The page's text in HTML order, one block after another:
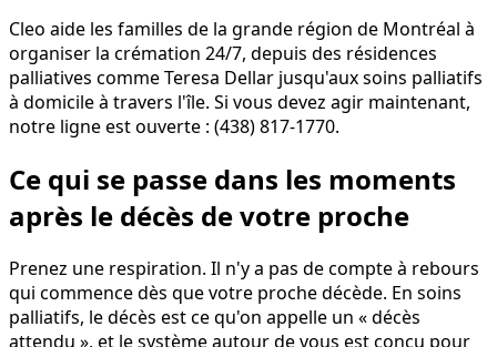
Cleo aide les familles de la grande région de Montréal à
organiser la crémation 24/7, depuis des résidences
palliatives comme Teresa Dellar jusqu'aux soins palliatifs
à domicile à travers l'île. Si vous devez agir maintenant,
notre ligne est ouverte : (438) 817-1770.
Ce qui se passe dans les moments
après le décès de votre proche
Prenez une respiration. Il n'y a pas de compte à rebours
qui commence dès que votre proche décède. En soins
palliatifs, le décès est ce qu'on appelle un « décès
attendu », et le système autour de vous est conçu pour